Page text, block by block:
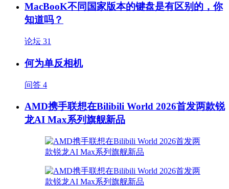
MacBooK不同国家版本的键盘是有区别的，你
知道吗？
论坛 31
何为单反相机
问答 4
AMD携手联想在Bilibili World 2026首发两款锐
龙AI Max系列旗舰新品